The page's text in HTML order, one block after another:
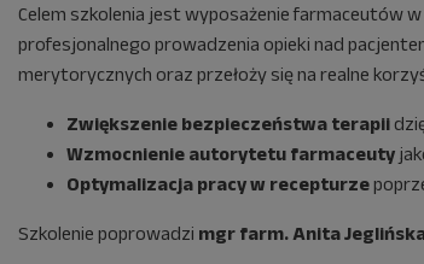
Celem szkolenia jest wyposażenie farmaceutów
profesjonalnego prowadzenia opieki nad
merytorycznych oraz przełoży się na realne
Zwiększenie bezpieczeństwa terapii
Wzmocnienie autorytetu farmaceuty
Optymalizacja pracy w recepturze
Szkolenie poprowadzi mgr farm. Anita